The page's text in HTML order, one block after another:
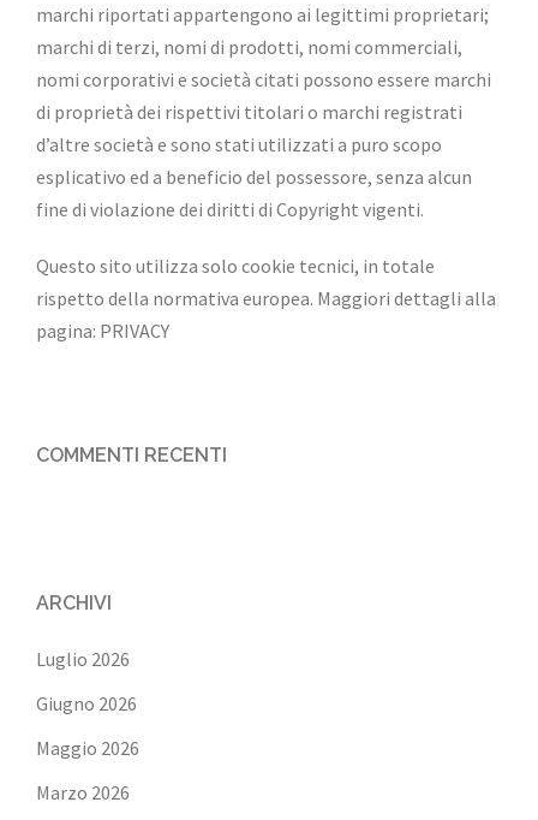
marchi riportati appartengono ai legittimi proprietari;
marchi di terzi, nomi di prodotti, nomi commerciali,
nomi corporativi e società citati possono essere marchi
di proprietà dei rispettivi titolari o marchi registrati
d’altre società e sono stati utilizzati a puro scopo
esplicativo ed a beneficio del possessore, senza alcun
fine di violazione dei diritti di Copyright vigenti.
Questo sito utilizza solo cookie tecnici, in totale
rispetto della normativa europea. Maggiori dettagli alla
pagina: PRIVACY
COMMENTI RECENTI
ARCHIVI
Luglio 2026
Giugno 2026
Maggio 2026
Marzo 2026